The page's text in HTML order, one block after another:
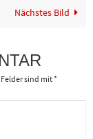
Nächstes Bild
sind mit*